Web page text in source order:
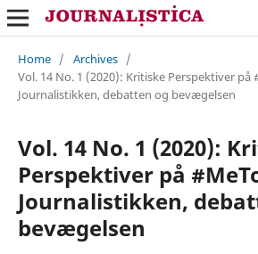
Home / Archives /
Vol. 14 No. 1 (2020): Kritiske Perspektiver på
Journalistikken, debatten og bevægelsen
Vol. 14 No. 1 (2020):
Perspektiver på
Journalistikken,
bevægelsen